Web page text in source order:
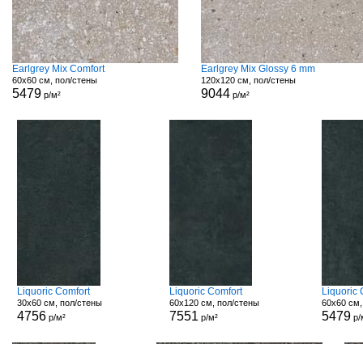
Earlgrey Mix Comfort
60x60 см, пол/стены
5479 р/м²
Earlgrey Mix Glossy 6 mm
120x120 см, пол/стены
9044р/м²
Liquoric Comfort
30x60 см, пол/стены
4756р/м²
Liquoric Comfort
60x120 см, пол/стены
7551 р/м²
Liquoric
60x60
5479 р/